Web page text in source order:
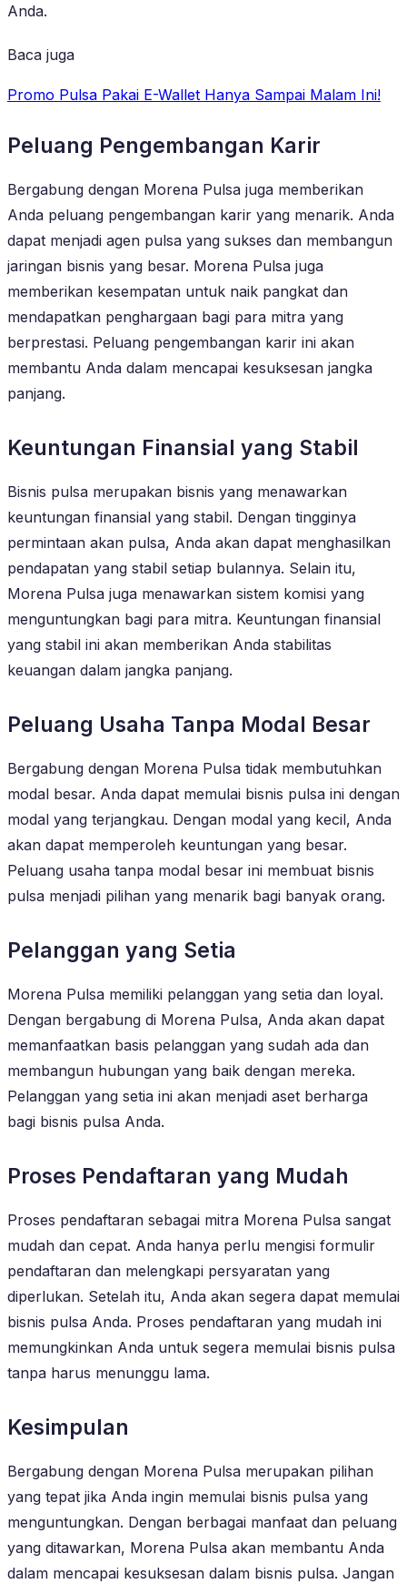
Anda.
Baca juga
Promo Pulsa Pakai E-Wallet Hanya Sampai Malam Ini!
Peluang Pengembangan Karir
Bergabung dengan Morena Pulsa juga memberikan
Anda peluang pengembangan karir yang menarik. Anda
dapat menjadi agen pulsa yang sukses dan membangun
jaringan bisnis yang besar. Morena Pulsa juga
memberikan kesempatan untuk naik pangkat dan
mendapatkan penghargaan bagi para mitra yang
berprestasi. Peluang pengembangan karir ini akan
membantu Anda dalam mencapai kesuksesan jangka
panjang.
Keuntungan Finansial yang Stabil
Bisnis pulsa merupakan bisnis yang menawarkan
keuntungan finansial yang stabil. Dengan tingginya
permintaan akan pulsa, Anda akan dapat menghasilkan
pendapatan yang stabil setiap bulannya. Selain itu,
Morena Pulsa juga menawarkan sistem komisi yang
menguntungkan bagi para mitra. Keuntungan finansial
yang stabil ini akan memberikan Anda stabilitas
keuangan dalam jangka panjang.
Peluang Usaha Tanpa Modal Besar
Bergabung dengan Morena Pulsa tidak membutuhkan
modal besar. Anda dapat memulai bisnis pulsa ini dengan
modal yang terjangkau. Dengan modal yang kecil, Anda
akan dapat memperoleh keuntungan yang besar.
Peluang usaha tanpa modal besar ini membuat bisnis
pulsa menjadi pilihan yang menarik bagi banyak orang.
Pelanggan yang Setia
Morena Pulsa memiliki pelanggan yang setia dan loyal.
Dengan bergabung di Morena Pulsa, Anda akan dapat
memanfaatkan basis pelanggan yang sudah ada dan
membangun hubungan yang baik dengan mereka.
Pelanggan yang setia ini akan menjadi aset berharga
bagi bisnis pulsa Anda.
Proses Pendaftaran yang Mudah
Proses pendaftaran sebagai mitra Morena Pulsa sangat
mudah dan cepat. Anda hanya perlu mengisi formulir
pendaftaran dan melengkapi persyaratan yang
diperlukan. Setelah itu, Anda akan segera dapat memulai
bisnis pulsa Anda. Proses pendaftaran yang mudah ini
memungkinkan Anda untuk segera memulai bisnis pulsa
tanpa harus menunggu lama.
Kesimpulan
Bergabung dengan Morena Pulsa merupakan pilihan
yang tepat jika Anda ingin memulai bisnis pulsa yang
menguntungkan. Dengan berbagai manfaat dan peluang
yang ditawarkan, Morena Pulsa akan membantu Anda
dalam mencapai kesuksesan dalam bisnis pulsa. Jangan